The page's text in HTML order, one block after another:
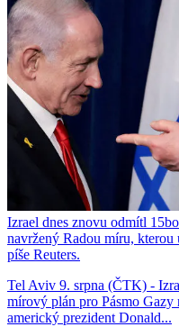
Izrael dnes znovu odmítl
navržený Radou míru,
píše Reuters.
Tel Aviv 9. srpna (ČTK) -
mírový plán pro Pásmo
americký prezident Donald...